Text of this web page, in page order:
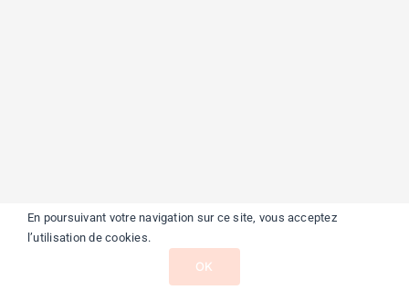
En poursuivant votre navigation sur ce site, vous acceptez
l’utilisation de cookies.
OK